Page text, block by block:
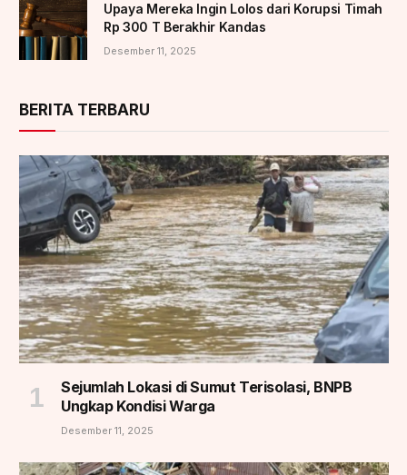
Upaya Mereka Ingin Lolos dari Korupsi Timah
Rp 300 T Berakhir Kandas
Desember 11, 2025
BERITA TERBARU
Sejumlah Lokasi di Sumut Terisolasi, BNPB
Ungkap Kondisi Warga
Desember 11, 2025